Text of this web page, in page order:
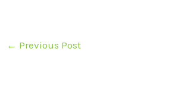
← Previous Post